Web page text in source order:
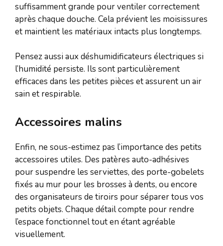
suffisamment grande pour ventiler correctement
après chaque douche. Cela prévient les moisissures
et maintient les matériaux intacts plus longtemps.
Pensez aussi aux déshumidificateurs électriques si
l’humidité persiste. Ils sont particulièrement
efficaces dans les petites pièces et assurent un air
sain et respirable.
Accessoires malins
Enfin, ne sous-estimez pas l’importance des petits
accessoires utiles. Des patères auto-adhésives
pour suspendre les serviettes, des porte-gobelets
fixés au mur pour les brosses à dents, ou encore
des organisateurs de tiroirs pour séparer tous vos
petits objets. Chaque détail compte pour rendre
l’espace fonctionnel tout en étant agréable
visuellement.